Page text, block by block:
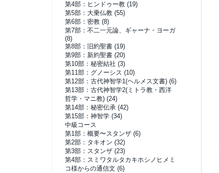
第4部：ヒンドゥー教 (19)
第5部：大乗仏教 (55)
第6部：密教 (8)
第7部：不二一元論、ギャーナ・ヨーガ
(8)
第8部：旧約聖書 (19)
第9部：新約聖書 (20)
第10部：秘密結社 (3)
第11部：グノーシス (10)
第12部：古代神智学1(ヘルメス文書) (6)
第13部：古代神智学2(ミトラ教・西洋
哲学・マニ教) (24)
第14部：秘密伝承 (42)
第15部：神智学 (34)
中級コース
第1部：概要〜スタンザ (6)
第2部：タキオン (32)
第3部：スタンザ (23)
第4部：スミワタルタカキホシノヒメミ
コ様からの通信文 (6)